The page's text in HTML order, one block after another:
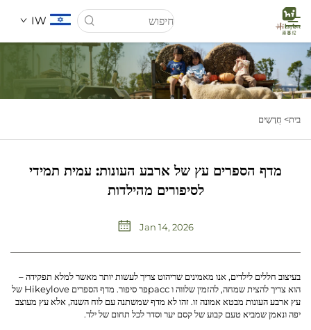
IW
דף הבית
מוצרים
הורד
בית> חֲדָשִים
מדף הספרים עץ של ארבע העונות: עמית תמידי
לסיפורים מהילדות
Jan 14, 2026
בעיצוב חללים לילדים, אנו מאמינים שריהוט צריך לעשות יותר מאשר למלא תפקידה –
הוא צריך להצית שמחה, להזמין שלווה ו рассפר סיפור. מדף הספרים Hikeylove של
עץ ארבע העונות מבטא אמונה זו. זהו לא מדף שמשתנה עם לוח השנה, אלא עץ מעוצב
יפה ונאמן שמביא טעם קבוע של קסם יער וסדר לכל תחום של ילד.